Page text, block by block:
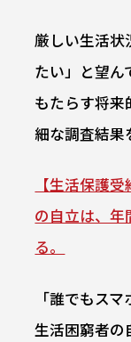
厳しい生活状
たい」と望ん
もたらす将来
細な調査結果
【生活保護
の自立は、
る。
「誰でもス
生活困窮者の